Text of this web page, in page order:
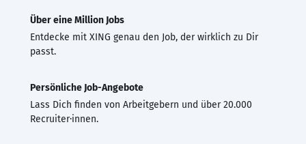
Über eine Million Jobs
Entdecke mit XING genau den Job, der wirklich zu Dir
passt.
Persönliche Job-Angebote
Lass Dich finden von Arbeitgebern und über 20.000
Recruiter·innen.